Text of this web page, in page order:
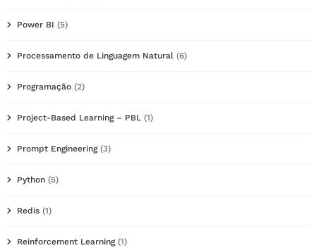
Power BI (5)
Processamento de Linguagem Natural (6)
Programação (2)
Project-Based Learning – PBL (1)
Prompt Engineering(3)
Python (5)
Redis (1)
Reinforcement Learning(1)